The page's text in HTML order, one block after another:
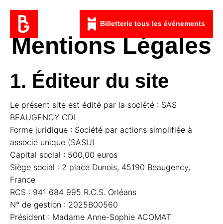
Billetterie tous les événements
Mentions Légales
1. Éditeur du site
Le présent site est édité par la société : SAS
BEAUGENCY CDL
Forme juridique : Société par actions simplifiée à
associé unique (SASU)
Capital social : 500,00 euros
Siège social : 2 place Dunois, 45190 Beaugency,
France
RCS : 941 684 995 R.C.S. Orléans
N° de gestion : 2025B00560
Président : Madame Anne-Sophie ACOMAT